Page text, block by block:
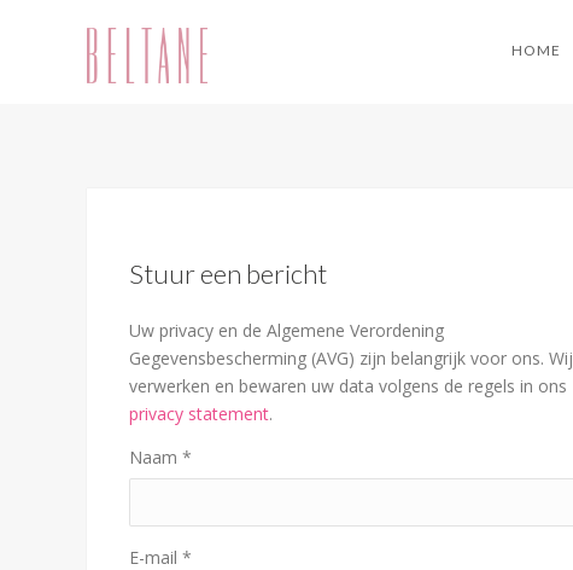
HOME
Stuur een bericht
Uw privacy en de Algemene Verordening
Gegevensbescherming (AVG) zijn belangrijk voor ons. Wij
verwerken en bewaren uw data volgens de regels in ons
privacy statement.
Naam *
E-mail *